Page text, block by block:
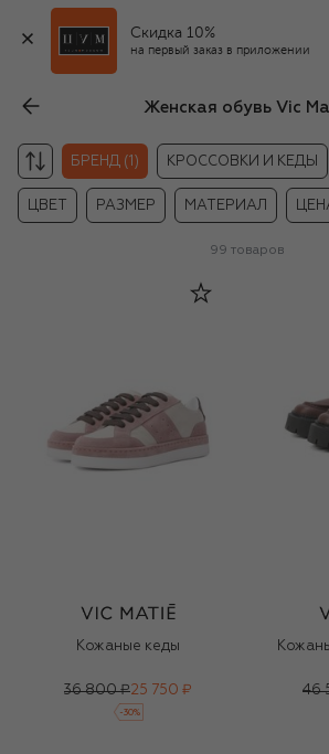
Скидка 10%
на первый заказ в приложении
Женская обувь Vic
БРЕНД (1) КРОССОВКИ И КЕДЫ
ЦВЕТ РАЗМЕР МАТЕРИАЛ
99 товаров
Кожаные кеды
36 800 ₽25 750 ₽
-30%
46